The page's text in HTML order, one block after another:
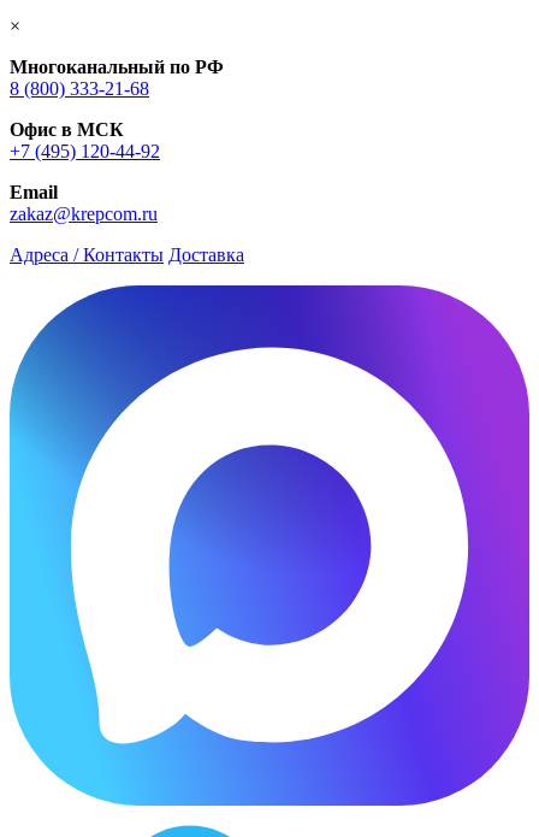
×
Многоканальный по РФ
8 (800) 333‑21-68
Офис в МСК
+7 (495) 120-44-92
Email
zakaz@krepcom.ru
Адреса / Контакты Доставка